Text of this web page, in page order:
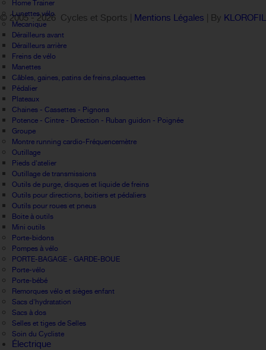
Home Trainer
Lunettes vélo
Mecanique
Dérailleurs avant
Dérailleurs arrière
Freins de vélo
Manettes
Câbles, gaines, patins de freins,plaquettes
Pédalier
Plateaux
Chaines - Cassettes - Pignons
Potence - Cintre - Direction - Ruban guidon - Poignée
Groupe
Montre running cardio-Fréquencemètre
Outillage
Pieds d'atelier
Outillage de transmissions
Outils de purge, disques et liquide de freins
Outils pour directions, boitiers et pédaliers
Outils pour roues et pneus
Boite à outils
Mini outils
Porte-bidons
Pompes à vélo
PORTE-BAGAGE - GARDE-BOUE
Porte-vélo
Porte-bébé
Remorques vélo et sièges enfant
Sacs d'hydratation
Sacs à dos
Selles et tiges de Selles
Soin du Cycliste
Électrique
© 2005 -2026 Cycles et Sports | Mentions Légales | By